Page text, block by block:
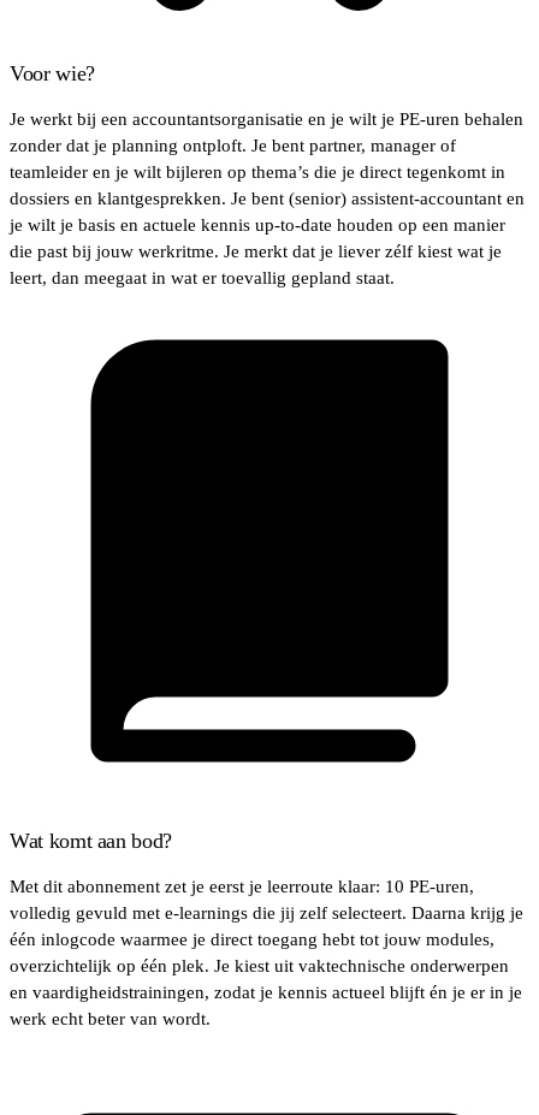
Voor wie?
Je werkt bij een accountantsorganisatie en je wilt je PE-uren behalen
zonder dat je planning ontploft. Je bent partner, manager of
teamleider en je wilt bijleren op thema’s die je direct tegenkomt in
dossiers en klantgesprekken. Je bent (senior) assistent-accountant en
je wilt je basis en actuele kennis up-to-date houden op een manier
die past bij jouw werkritme. Je merkt dat je liever zélf kiest wat je
leert, dan meegaat in wat er toevallig gepland staat.
Wat komt aan bod?
Met dit abonnement zet je eerst je leerroute klaar: 10 PE-uren,
volledig gevuld met e-learnings die jij zelf selecteert. Daarna krijg je
één inlogcode waarmee je direct toegang hebt tot jouw modules,
overzichtelijk op één plek. Je kiest uit vaktechnische onderwerpen
en vaardigheidstrainingen, zodat je kennis actueel blijft én je er in je
werk echt beter van wordt.